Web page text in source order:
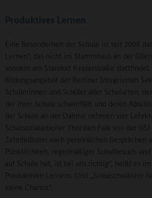
Produktives Lernen
Eine Besonderheit der Schule ist seit 2008
Lernen“, das nicht im Stammhaus an der
sondern am Standort Keplerstraße
Bildungsangebot der Berliner Integrierten
Schülerinnen und Schüler aller Schularten,
der ihrer Schule schwerfällt und deren
der Schule an der Dahme nehmen vier
Schulsozialarbeiter Thorsten Falk von der
Zehntklässler nach persönlichen Gesprächen
Pünktlichkeit, regelmäßiger Schulbesuch und
auf Schule hat, ist bei uns richtig“, heißt es im
Produktiven Lernens. Und „Schulschwänzer
keine Chance“.